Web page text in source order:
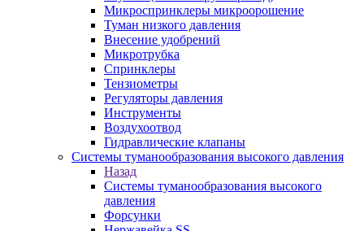
Микроспринклеры микроорошение
Туман низкого давления
Внесение удобрений
Микротрубка
Спринклеры
Тензиометры
Регуляторы давления
Инструменты
Воздухоотвод
Гидравлические клапаны
Системы туманообразования высокого давления
Назад
Системы туманообразования высокого
давления
Форсунки